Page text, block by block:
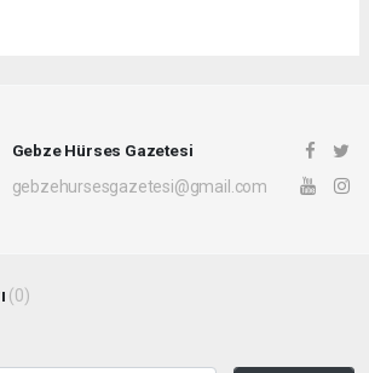
Gebze Hürses Gazetesi
gebzehursesgazetesi@gmail.com
(0)